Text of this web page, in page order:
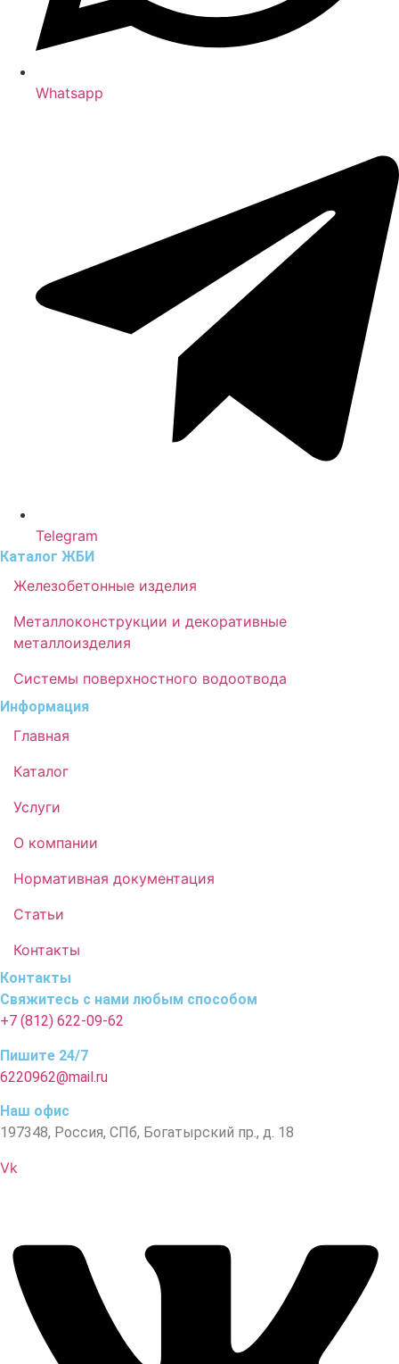
Whatsapp
Telegram
Каталог ЖБИ
Железобетонные изделия
Металлоконструкции и декоративные
металлоизделия
Системы поверхностного водоотвода
Информация
Главная
Каталог
Услуги
О компании
Нормативная документация
Статьи
Контакты
Контакты
Свяжитесь с нами любым способом
+7 (812) 622-09-62
Пишите 24/7
6220962@mail.ru
Наш офис
197348, Россия, СПб, Богатырский пр., д. 18
Vk